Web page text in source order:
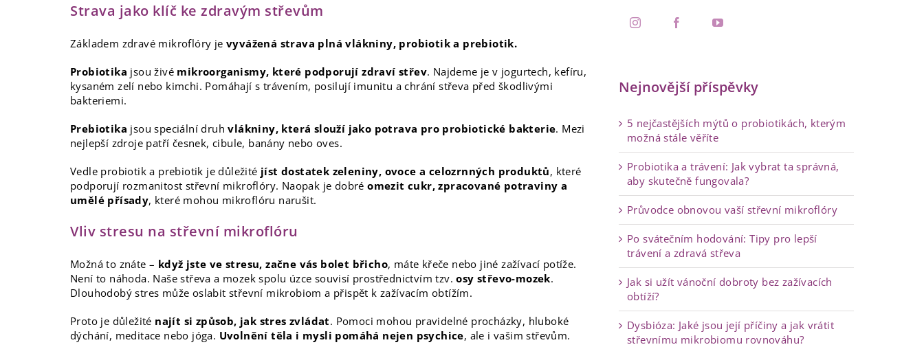
Strava jako klíč ke zdravým střevům
Základem zdravé mikroflóry je vyvážená strava plná vlákniny, probiotik a prebiotik.
Probiotika jsou živé mikroorganismy, které podporují zdraví střev. Najdeme je v jogurtech, kefíru,
kysaném zelí nebo kimchi. Pomáhají s trávením, posilují imunitu a chrání střeva před škodlivými
bakteriemi.
Prebiotika jsou speciální druhvlákniny, která slouží jako potrava pro probiotické bakterie. Mezi
nejlepší zdroje patří česnek, cibule, banány nebo oves.
Vedle probiotik a prebiotik je důležité jíst dostatek zeleniny, ovoce a celozrnných produktů, které
podporují rozmanitost střevní mikroflóry. Naopak je dobréomezit cukr, zpracované potraviny a
umělé přísady, které mohou mikroflóru narušit.
Vliv stresu na střevní mikroflóru
Možná to znáte – když jste ve stresu, začne vás bolet břicho, máte křeče nebo jiné zažívací potíže.
Není to náhoda. Naše střeva a mozek spolu úzce souvisí prostřednictvím tzv.osy střevo-mozek.
Dlouhodobý stres může oslabit střevní mikrobiom a přispět k zažívacím obtížím.
Proto je důležité najít si způsob, jak stres zvládat. Pomoci mohou pravidelné procházky, hluboké
dýchání, meditace nebo jóga. Uvolnění těla i mysli pomáhá nejen psychice, ale i vašim střevům.
Nejnovější příspěvky
5 nejčastějších mýtů o probiotikách, kterým
možná stále věříte
Probiotika a trávení: Jak vybrat ta správná,
aby skutečně fungovala?
Průvodce obnovou vaší střevní mikroflóry
Po svátečním hodování: Tipy pro lepší
trávení a zdravá střeva
Jak si užít vánoční dobroty bez zažívacích
obtíží?
Dysbióza: Jaké jsou její příčiny a jak vrátit
střevnímu mikrobiomu rovnováhu?